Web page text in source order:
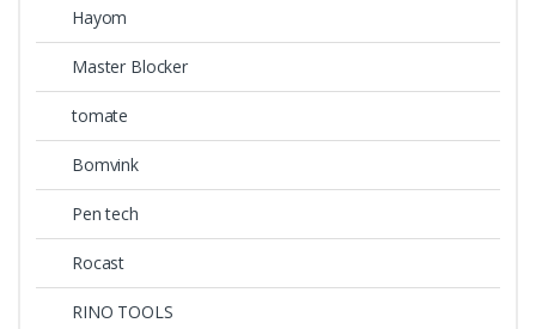
Hayom
Master Blocker
tomate
Bomvink
Pen tech
Rocast
RINO TOOLS